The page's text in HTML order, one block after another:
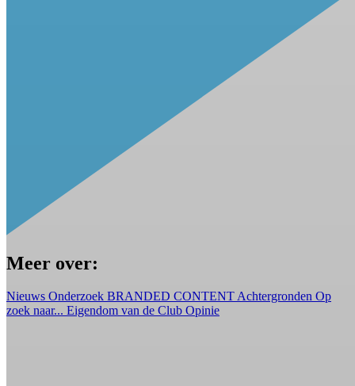
Meer over:
Nieuws Onderzoek BRANDED CONTENTAchtergronden Op
zoek naar... Eigendom van de Club Opinie